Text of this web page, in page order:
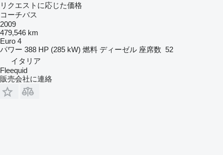
リクエストに応じた価格
コーチバス
2009
479,546 km
Euro 4
パワー 388 HP (285 kW) 燃料 ディーゼル 座席数 52
イタリア
Fleequid
販売会社に連絡